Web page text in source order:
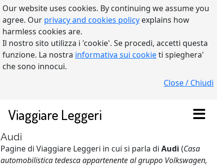
Our website uses cookies. By continuing we assume you
agree. Our privacy and cookies policy explains how
harmless cookies are.
Il nostro sito utilizza i 'cookie'. Se procedi, accetti questa
funzione. La nostra informativa sui cookieti spieghera'
che sono innocui.
Close / Chiudi
Viaggiare Leggeri
Audi
Pagine di Viaggiare Leggeri in cui si parla di Audi (Casa
automobilistica tedesca appartenente al gruppo Volkswagen,